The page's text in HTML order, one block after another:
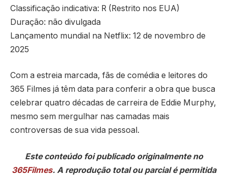
Classificação indicativa: R (Restrito nos EUA)
Duração: não divulgada
Lançamento mundial na Netflix: 12 de novembro de
2025
Com a estreia marcada, fãs de comédia e leitores do
365 Filmes já têm data para conferir a obra que busca
celebrar quatro décadas de carreira de Eddie Murphy,
mesmo sem mergulhar nas camadas mais
controversas de sua vida pessoal.
Este conteúdo foi publicado originalmente no
365Filmes. A reprodução total ou parcial é permitida